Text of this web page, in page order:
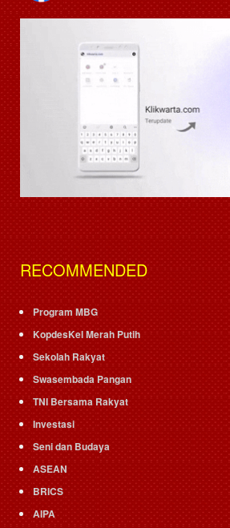
RECOMMENDED
Program MBG
KopdesKel Merah Putih
Sekolah Rakyat
Swasembada Pangan
TNI Bersama Rakyat
Investasi
Seni dan Budaya
ASEAN
BRICS
AIPA